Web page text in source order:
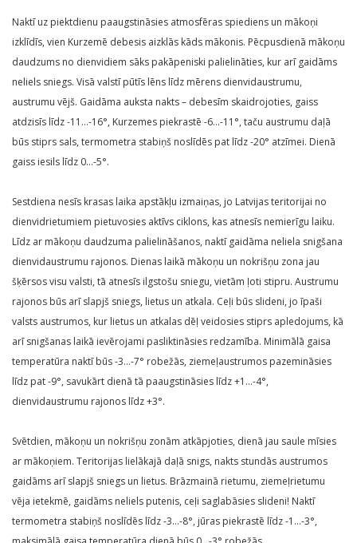
Naktī uz piektdienu paaugstināsies atmosfēras spiediens un mākoņi
izklīdīs, vien Kurzemē debesis aizklās kāds mākonis. Pēcpusdienā mākoņu
daudzums no dienvidiem sāks pakāpeniski palielināties, kur arī gaidāms
neliels sniegs. Visā valstī pūtīs lēns līdz mērens dienvidaustrumu,
austrumu vējš. Gaidāma auksta nakts – debesīm skaidrojoties, gaiss
atdzisīs līdz -11…-16°, Kurzemes piekrastē -6…-11°, taču austrumu daļā
būs stiprs sals, termometra stabiņš noslīdēs pat līdz -20° atzīmei. Dienā
gaiss iesils līdz 0…-5°.
Sestdiena nesīs krasas laika apstākļu izmaiņas, jo Latvijas teritorijai no
dienvidrietumiem pietuvosies aktīvs ciklons, kas atnesīs nemierīgu laiku.
Līdz ar mākoņu daudzuma palielināšanos, naktī gaidāma neliela snigšana
dienvidaustrumu rajonos. Dienas laikā mākoņu un nokrišņu zona jau
šķērsos visu valsti, tā atnesīs ilgstošu sniegu, vietām ļoti stipru. Austrumu
rajonos būs arī slapjš sniegs, lietus un atkala. Ceļi būs slideni, jo īpaši
valsts austrumos, kur lietus un atkalas dēļ veidosies stiprs apledojums, kā
arī snigšanas laikā ievērojami pasliktināsies redzamība. Minimālā gaisa
temperatūra naktī būs -3…-7° robežās, ziemeļaustrumos pazemināsies
līdz pat -9°, savukārt dienā tā paaugstināsies līdz +1…-4°,
dienvidaustrumu rajonos līdz +3°.
Svētdien, mākoņu un nokrišņu zonām atkāpjoties, dienā jau saule mīsies
ar mākoņiem. Teritorijas lielākajā daļā snigs, nakts stundās austrumos
gaidāms arī slapjš sniegs un lietus. Brāzmainā rietumu, ziemeļrietumu
vēja ietekmē, gaidāms neliels putenis, ceļi saglabāsies slideni! Naktī
termometra stabiņš noslīdēs līdz -3…-8°, jūras piekrastē līdz -1…-3°,